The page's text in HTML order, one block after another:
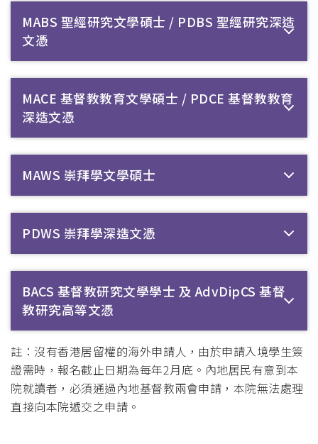
MABS 聖經研究文學碩士 / PDBS 聖經研究深造
文憑
MACE 基督教教育文學碩士 / PDCE 基督教教育
深造文憑
MAWS 崇拜學文學碩士
PDWS 崇拜學深造文憑
BACS 基督教研究文學學士 及 AdvDipCS 基督
教研究高等文憑
註：沒有香港居留權的海外申請人，由於申請入境學生簽
證需時，報名截止日期為每年2月底。內地居民有意到本
院就讀者，必須通過內地基督教兩會申請，本院無法處理
直接向本院遞交之申請。